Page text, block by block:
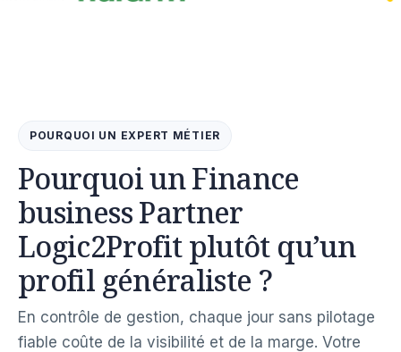
POURQUOI UN EXPERT MÉTIER
Pourquoi un Finance
business Partner
Logic2Profit plutôt qu’un
profil généraliste ?
En contrôle de gestion, chaque jour sans pilotage
fiable coûte de la visibilité et de la marge. Votre